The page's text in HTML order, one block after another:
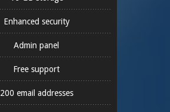
Enhanced security
Admin panel
Free support
200 email addresses